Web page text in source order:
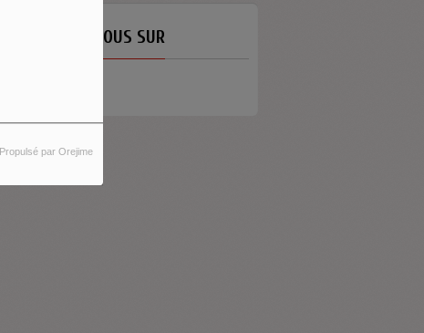
Propulsé par Orejime
RETROUVEZ-NOUS SUR